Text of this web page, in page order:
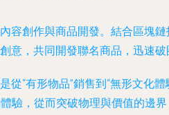
容創作與商品開發。結合區塊
意，共同開發聯名商品，迅速
從“有形物品”銷售到“無形文化
驗，從而突破物理與價值的邊